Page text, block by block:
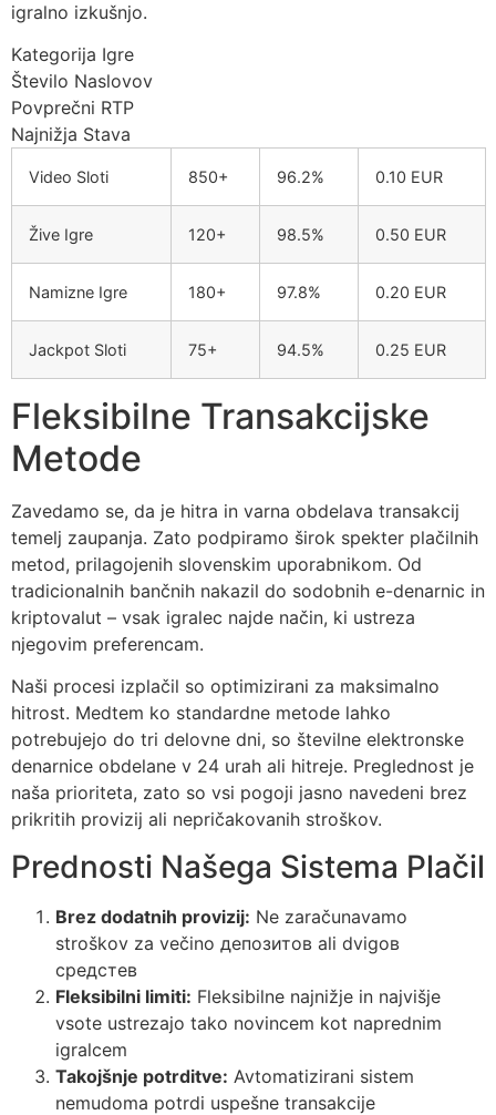
igralno izkušnjo.
Kategorija Igre
Število Naslovov
Povprečni RTP
Najnižja Stava
Video Sloti 850+ 96.2% 0.10 EUR
Žive Igre 120+ 98.5% 0.50 EUR
Namizne Igre 180+ 97.8% 0.20 EUR
Jackpot Sloti 75+ 94.5% 0.25 EUR
Fleksibilne Transakcijske
Metode
Zavedamo se, da je hitra in varna obdelava transakcij
temelj zaupanja. Zato podpiramo širok spekter plačilnih
metod, prilagojenih slovenskim uporabnikom. Od
tradicionalnih bančnih nakazil do sodobnih e-denarnic in
kriptovalut – vsak igralec najde način, ki ustreza
njegovim preferencam.
Naši procesi izplačil so optimizirani za maksimalno
hitrost. Medtem ko standardne metode lahko
potrebujejo do tri delovne dni, so številne elektronske
denarnice obdelane v 24 urah ali hitreje. Preglednost je
naša prioriteta, zato so vsi pogoji jasno navedeni brez
prikritih provizij ali nepričakovanih stroškov.
Prednosti Našega Sistema Plačil
Brez dodatnih provizij: Ne zaračunavamo
stroškov za večino депозитов ali dvigов
средстев
Fleksibilni limiti: Fleksibilne najnižje in najvišje
vsote ustrezajo tako novincem kot naprednim
igralcem
Takojšnje potrditve: Avtomatizirani sistem
nemudoma potrdi uspešne transakcije